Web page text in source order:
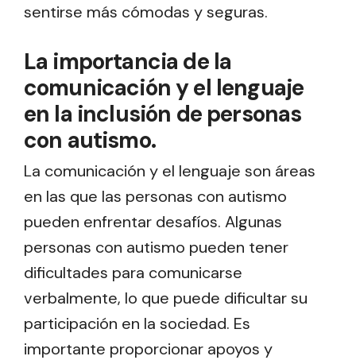
sentirse más cómodas y seguras.
La importancia de la
comunicación y el lenguaje
en la inclusión de personas
con autismo.
La comunicación y el lenguaje son áreas
en las que las personas con autismo
pueden enfrentar desafíos. Algunas
personas con autismo pueden tener
dificultades para comunicarse
verbalmente, lo que puede dificultar su
participación en la sociedad. Es
importante proporcionar apoyos y